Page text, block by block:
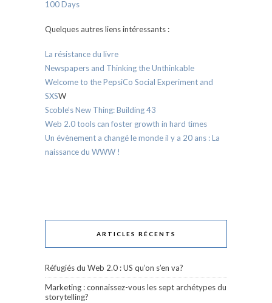
100 Days
Quelques autres liens intéressants :
La résistance du livre
Newspapers and Thinking the Unthinkable
Welcome to the PepsiCo Social Experiment and
SXSW
Scoble’s New Thing: Building 43
Web 2.0 tools can foster growth in hard times
Un évènement a changé le monde il y a 20 ans : La
naissance du WWW !
ARTICLES RÉCENTS
Réfugiés du Web 2.0 : US qu’on s’en va?
Marketing : connaissez-vous les sept archétypes du
storytelling?